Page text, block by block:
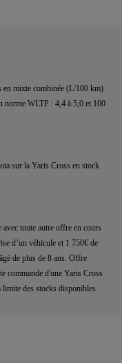
mixte combinée (L/100 km)
norme WLTP : 4,4 à 5,0 et 100
sur la Yaris Cross en stock
toute autre offre en cours
d’un véhicule et 1 750€ de
de plus de 8 ans. Offre
commande d'une Yaris Cross
limite des stocks disponibles.